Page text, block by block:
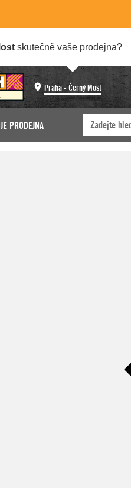
skutečně vaše prodejna?
Praha - Černý Most
PRODEJNA